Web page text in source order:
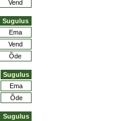
Vend
Sugulus
Ema
Vend
Õde
Sugulus
Ema
Õde
Sugulus